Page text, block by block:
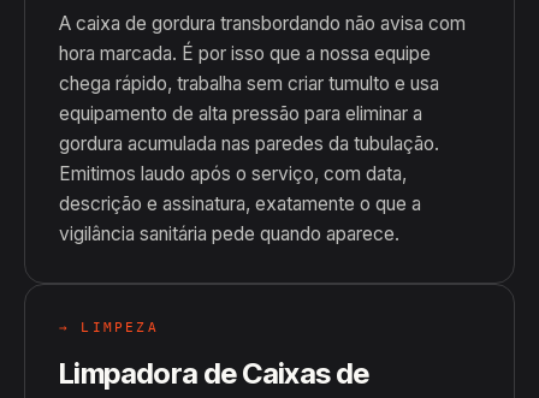
A caixa de gordura transbordando não avisa com
hora marcada. É por isso que a nossa equipe
chega rápido, trabalha sem criar tumulto e usa
equipamento de alta pressão para eliminar a
gordura acumulada nas paredes da tubulação.
Emitimos laudo após o serviço, com data,
descrição e assinatura, exatamente o que a
vigilância sanitária pede quando aparece.
→ LIMPEZA
Limpadora de Caixas de